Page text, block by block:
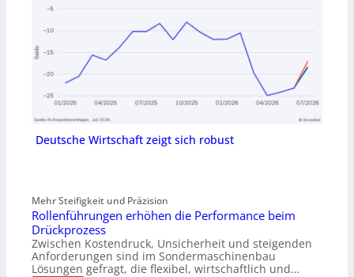
Deutsche Wirtschaft zeigt sich robust
Mehr Steifigkeit und Präzision
Rollenführungen erhöhen die Performance beim
Drückprozess
Zwischen Kostendruck, Unsicherheit und steigenden
Anforderungen sind im Sondermaschinenbau
Lösungen gefragt, die flexibel, wirtschaftlich und…